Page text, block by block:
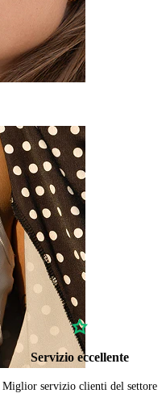
Servizio eccellente
Miglior servizio clienti del settore